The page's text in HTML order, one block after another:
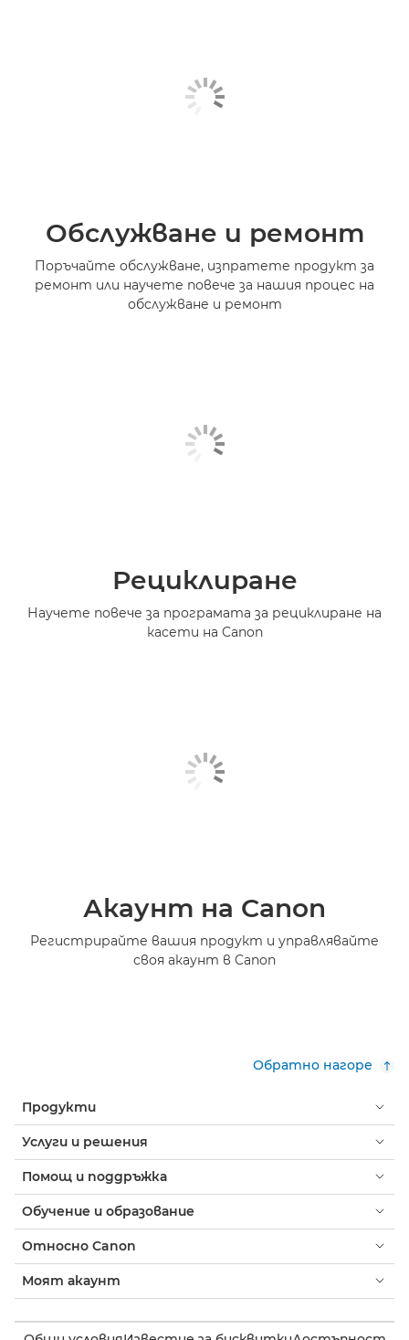
Обслужване и ремонт
Поръчайте обслужване, изпратете продукт за
ремонт или научете повече за нашия процес на
обслужване и ремонт
Рециклиране
Научете повече за програмата за рециклиране на
касети на Canon
Акаунт на Canon
Регистрирайте вашия продукт и управлявайте
своя акаунт в Canon
Обратно нагоре
Продукти
Услуги и решения
Помощ и поддръжка
Обучение и образование
Относно Canon
Моят акаунт